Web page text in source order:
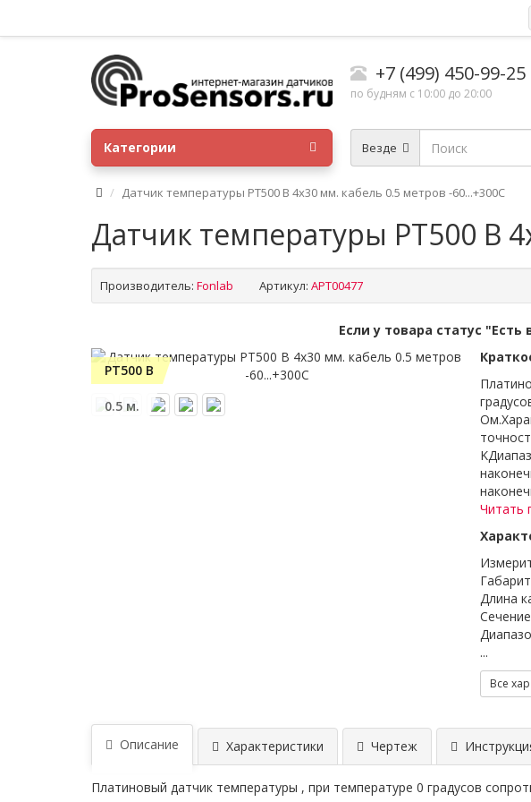
+7 (499) 450-99-25
по будням с 10:00 до 20:00
Везде
Категории
Датчик температуры PT500 B 4x30 мм. кабель 0.5 метров -60...+300C
Датчик температуры PT500 B
Производитель: Fonlab Артикул: APT00477
Если у товара статус
PT500 B
0.5 м.
Читать
Длина
...
Все
Описание Характеристики Чертеж
Платиновый датчик температуры , при температуре 0 градусов